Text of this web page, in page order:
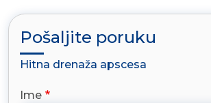
Pošaljite poruku
Hitna drenaža apscesa
Ime